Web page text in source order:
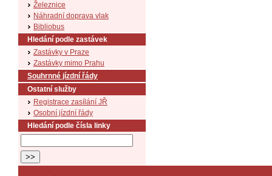
Železnice
Náhradní doprava vlak
Bibliobus
Hledání podle zastávek
Zastávky v Praze
Zastávky mimo Prahu
Souhrnné jízdní řády
Ostatní služby
Registrace zasílání JŘ
Osobní jízdní řády
Hledání podle čísla linky